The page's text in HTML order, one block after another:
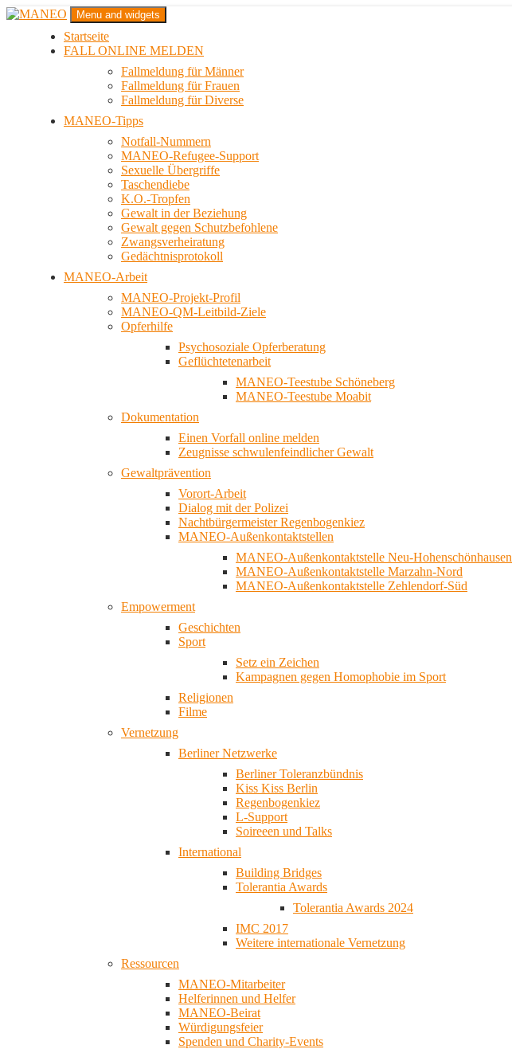
Zum
MANEO
Das schwule Anti-Gewalt-Projekt in Berlin
Menu and widgets
Startseite
FALL ONLINE MELDEN
Fallmeldung für Männer
Fallmeldung für Frauen
Fallmeldung für Diverse
MANEO-Tipps
Notfall-Nummern
MANEO-Refugee-Support
Sexuelle Übergriffe
Taschendiebe
K.O.-Tropfen
Gewalt in der Beziehung
Gewalt gegen Schutzbefohlene
Zwangsverheiratung
Gedächtnisprotokoll
MANEO-Arbeit
MANEO-Projekt-Profil
MANEO-QM-Leitbild-Ziele
Opferhilfe
Psychosoziale Opferberatung
Geflüchtetenarbeit
MANEO-Teestube Schöneberg
MANEO-Teestube Moabit
Dokumentation
Einen Vorfall online melden
Zeugnisse schwulenfeindlicher Gewalt
Gewaltprävention
Vorort-Arbeit
Dialog mit der Polizei
Nachtbürgermeister Regenbogenkiez
MANEO-Außenkontaktstellen
MANEO-Außenkontaktstelle Neu-Hohenschönhausen
MANEO-Außenkontaktstelle Marzahn-Nord
MANEO-Außenkontaktstelle Zehlendorf-Süd
Empowerment
Geschichten
Sport
Setz ein Zeichen
Kampagnen gegen Homophobie im Sport
Religionen
Filme
Vernetzung
Berliner Netzwerke
Berliner Toleranzbündnis
Kiss Kiss Berlin
Regenbogenkiez
L-Support
Soireeen und Talks
International
Building Bridges
Tolerantia Awards
Tolerantia Awards 2024
IMC 2017
Weitere internationale Vernetzung
Ressourcen
MANEO-Mitarbeiter
Helferinnen und Helfer
MANEO-Beirat
Würdigungsfeier
Spenden und Charity-Events